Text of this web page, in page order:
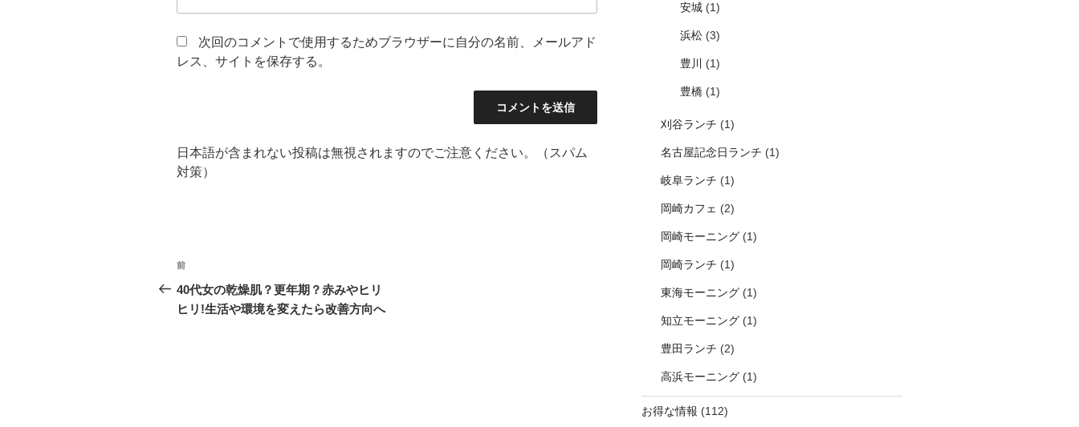
次回のコメントで使用するためブラウザーに自分の名前、メールアド
レス、サイトを保存する。
日本語が含まれない投稿は無視されますのでご注意ください。（スパム
対策）
投
稿
ナ
過
去
の
前
40代女の乾燥肌？更年期？赤みやヒリ
ヒリ!生活や環境を変えたら改善方向へ
安城(1)
浜松(3)
豊川 (1)
豊橋(1)
刈谷ランチ (1)
名古屋記念日ランチ (1)
岐阜ランチ (1)
岡崎カフェ (2)
岡崎モーニング(1)
岡崎ランチ (1)
東海モーニング(1)
知立モーニング(1)
豊田ランチ (2)
高浜モーニング(1)
お得な情報 (112)